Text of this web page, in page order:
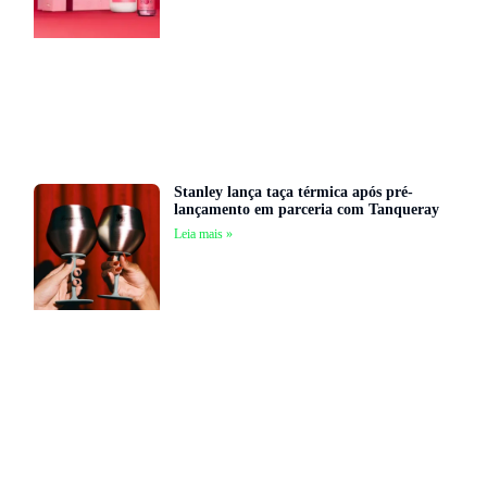
Stanley lança taça térmica após pré-
lançamento em parceria com Tanqueray
Leia mais »